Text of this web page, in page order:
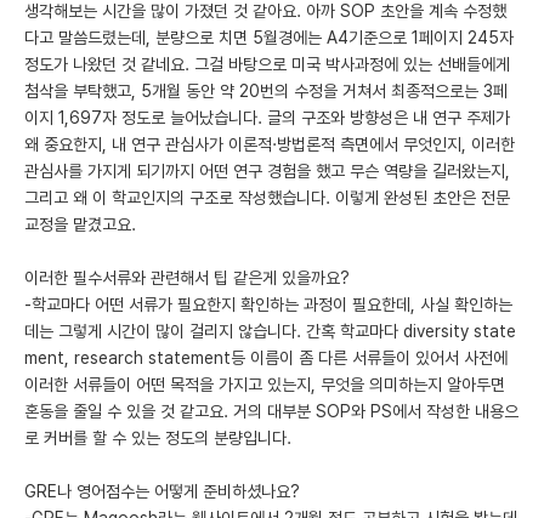
생각해보는 시간을 많이 가졌던 것 같아요. 아까 SOP 초안을 계속 수정했
다고 말씀드렸는데, 분량으로 치면 5월경에는 A4기준으로 1페이지 245자
정도가 나왔던 것 같네요. 그걸 바탕으로 미국 박사과정에 있는 선배들에게
첨삭을 부탁했고, 5개월 동안 약 20번의 수정을 거쳐서 최종적으로는 3페
이지 1,697자 정도로 늘어났습니다. 글의 구조와 방향성은 내 연구 주제가
왜 중요한지, 내 연구 관심사가 이론적·방법론적 측면에서 무엇인지, 이러한
관심사를 가지게 되기까지 어떤 연구 경험을 했고 무슨 역량을 길러왔는지,
그리고 왜 이 학교인지의 구조로 작성했습니다. 이렇게 완성된 초안은 전문
교정을 맡겼고요.
이러한 필수서류와 관련해서 팁 같은게 있을까요?
-학교마다 어떤 서류가 필요한지 확인하는 과정이 필요한데, 사실 확인하는
데는 그렇게 시간이 많이 걸리지 않습니다. 간혹 학교마다 diversity state
ment, research statement등 이름이 좀 다른 서류들이 있어서 사전에
이러한 서류들이 어떤 목적을 가지고 있는지, 무엇을 의미하는지 알아두면
혼동을 줄일 수 있을 것 같고요. 거의 대부분 SOP와 PS에서 작성한 내용으
로 커버를 할 수 있는 정도의 분량입니다.
GRE나 영어점수는 어떻게 준비하셨나요?